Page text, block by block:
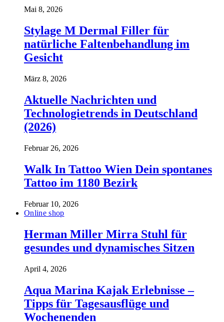
Mai 8, 2026
Stylage M Dermal Filler für
natürliche Faltenbehandlung im
Gesicht
März 8, 2026
Aktuelle Nachrichten und
Technologietrends in Deutschland
(2026)
Februar 26, 2026
Walk In Tattoo Wien Dein spontanes
Tattoo im 1180 Bezirk
Februar 10, 2026
Online shop
Herman Miller Mirra Stuhl für
gesundes und dynamisches Sitzen
April 4, 2026
Aqua Marina Kajak Erlebnisse –
Tipps für Tagesausflüge und
Wochenenden